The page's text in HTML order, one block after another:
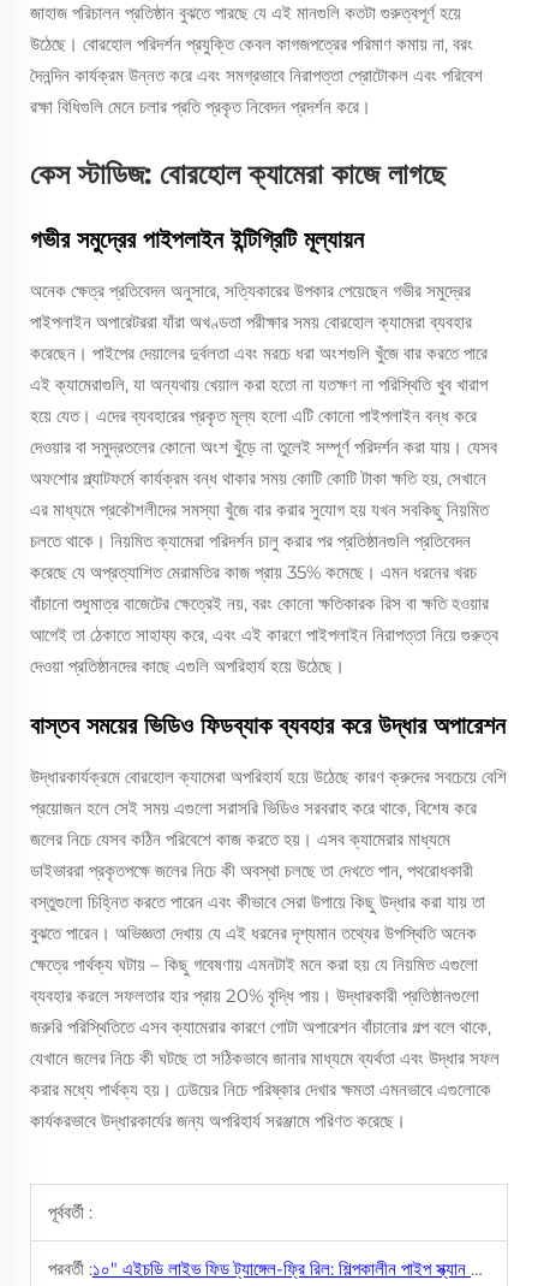
জাহাজ পরিচালন প্রতিষ্ঠান বুঝতে পারছে যে এই মানগুলি কতটা গুরুত্বপূর্ণ হয়ে
উঠেছে। বোরহোল পরিদর্শন প্রযুক্তি কেবল কাগজপত্রের পরিমাণ কমায় না, বরং
দৈনন্দিন কার্যক্রম উন্নত করে এবং সমগ্রভাবে নিরাপত্তা প্রোটোকল এবং পরিবেশ
রক্ষা বিধিগুলি মেনে চলার প্রতি প্রকৃত নিবেদন প্রদর্শন করে।
কেস স্টাডিজ: বোরহোল ক্যামেরা কাজে লাগছে
গভীর সমুদ্রের পাইপলাইন ইন্টিগ্রিটি মূল্যায়ন
অনেক ক্ষেত্র প্রতিবেদন অনুসারে, সত্যিকারের উপকার পেয়েছেন গভীর সমুদ্রের
পাইপলাইন অপারেটররা যাঁরা অখণ্ডতা পরীক্ষার সময় বোরহোল ক্যামেরা ব্যবহার
করেছেন। পাইপের দেয়ালের দুর্বলতা এবং মরচে ধরা অংশগুলি খুঁজে বার করতে পারে
এই ক্যামেরাগুলি, যা অন্যথায় খেয়াল করা হতো না যতক্ষণ না পরিস্থিতি খুব খারাপ
হয়ে যেত। এদের ব্যবহারের প্রকৃত মূল্য হলো এটি কোনো পাইপলাইন বন্ধ করে
দেওয়ার বা সমুদ্রতলের কোনো অংশ খুঁড়ে না তুলেই সম্পূর্ণ পরিদর্শন করা যায়। যেসব
অফশোর প্ল্যাটফর্মে কার্যক্রম বন্ধ থাকার সময় কোটি কোটি টাকা ক্ষতি হয়, সেখানে
এর মাধ্যমে প্রকৌশলীদের সমস্যা খুঁজে বার করার সুযোগ হয় যখন সবকিছু নিয়মিত
চলতে থাকে। নিয়মিত ক্যামেরা পরিদর্শন চালু করার পর প্রতিষ্ঠানগুলি প্রতিবেদন
করেছে যে অপ্রত্যাশিত মেরামতির কাজ প্রায় 35% কমেছে। এমন ধরনের খরচ
বাঁচানো শুধুমাত্র বাজেটের ক্ষেত্রেই নয়, বরং কোনো ক্ষতিকারক রিস বা ক্ষতি হওয়ার
আগেই তা ঠেকাতে সাহায্য করে, এবং এই কারণে পাইপলাইন নিরাপত্তা নিয়ে গুরুত্ব
দেওয়া প্রতিষ্ঠানদের কাছে এগুলি অপরিহার্য হয়ে উঠেছে।
বাস্তব সময়ের ভিডিও ফিডব্যাক ব্যবহার করে উদ্ধার অপারেশন
উদ্ধারকার্যক্রমে বোরহোল ক্যামেরা অপরিহার্য হয়ে উঠেছে কারণ ক্রুদের সবচেয়ে বেশি
প্রয়োজন হলে সেই সময় এগুলো সরাসরি ভিডিও সরবরাহ করে থাকে, বিশেষ করে
জলের নিচে যেসব কঠিন পরিবেশে কাজ করতে হয়। এসব ক্যামেরার মাধ্যমে
ডাইভাররা প্রকৃতপক্ষে জলের নিচে কী অবস্থা চলছে তা দেখতে পান, পথরোধকারী
বস্তুগুলো চিহ্নিত করতে পারেন এবং কীভাবে সেরা উপায়ে কিছু উদ্ধার করা যায় তা
বুঝতে পারেন। অভিজ্ঞতা দেখায় যে এই ধরনের দৃশ্যমান তথ্যের উপস্থিতি অনেক
ক্ষেত্রে পার্থক্য ঘটায় – কিছু গবেষণায় এমনটাই মনে করা হয় যে নিয়মিত এগুলো
ব্যবহার করলে সফলতার হার প্রায় 20% বৃদ্ধি পায়। উদ্ধারকারী প্রতিষ্ঠানগুলো
জরুরি পরিস্থিতিতে এসব ক্যামেরার কারণে গোটা অপারেশন বাঁচানোর গল্প বলে থাকে,
যেখানে জলের নিচে কী ঘটছে তা সঠিকভাবে জানার মাধ্যমে ব্যর্থতা এবং উদ্ধার সফল
করার মধ্যে পার্থক্য হয়। ঢেউয়ের নিচে পরিষ্কার দেখার ক্ষমতা এমনভাবে এগুলোকে
কার্যকরভাবে উদ্ধারকার্যের জন্য অপরিহার্য সরঞ্জামে পরিণত করেছে।
পূর্ববর্তী :
পরবর্তী :১০" এইচডি লাইভ ফিড ট্যাঙ্গেল-ফ্রি রিল: শিল্পকালীন পাইপ স্ক্যান ১০ সেকেন্ডে!